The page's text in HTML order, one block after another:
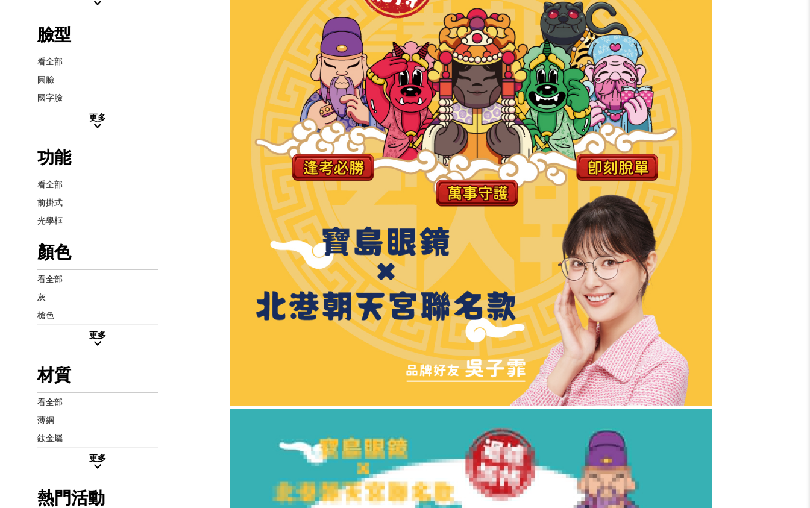
臉型
看全部
圓臉
國字臉
更多
功能
看全部
前掛式
光學框
顏色
看全部
灰
槍色
更多
材質
看全部
薄鋼
鈦金屬
更多
熱門活動